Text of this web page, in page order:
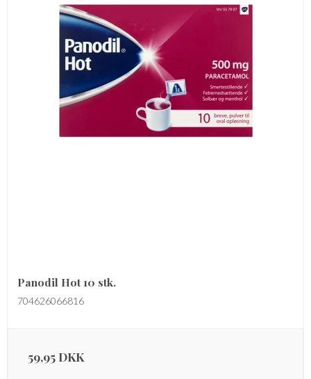
Panodil Hot 10 stk.
704626066816
59,95 DKK